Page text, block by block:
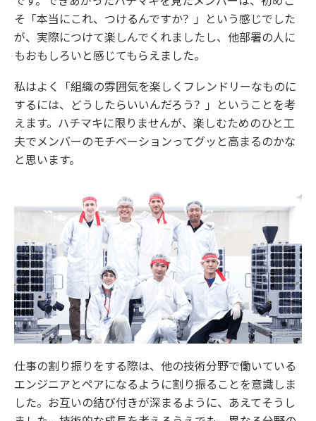
そ「本当にこれ、つけるんですか？」という感じでした
が、実際につけて楽しんでくれましたし、他部署の人に
もおもしろいと感じてもらえました。
私はよく「組織の雰囲気を楽しくフレンドリーなものに
するには、どうしたらいいんだろう？」ということを考
えます。ハチマキに限りませんが、楽しむためのひと工
夫でメンバーのモチベーションってグッと高まるのかな
と思います。
仕事の割り振りをする際は、他の技術分野で働いている
エンジニアとペアになるように割り振ることを意識しま
した。お互いの結び付きが深まるように、あえてそうし